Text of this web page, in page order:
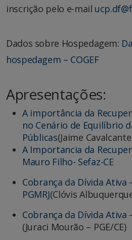
inscrição pelo e-mail
Dados sobre Hospedagem:
hospedagem – COGEF
Apresentações:
A importância da
no Cenário de Equilíbrio
Públicas(Jaime
A Importancia da
Mauro Filho- Sefaz-CE
Cobrança da Dívida Ativa
PGMRJ(Clóvis
Cobrança da Dívida Ativa
(Juraci Mourão – PGE/CE)